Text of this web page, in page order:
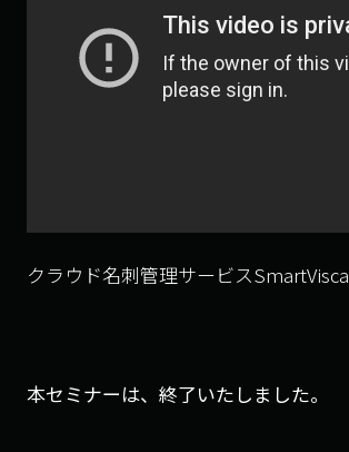
クラウド名刺管理サービスSmartVisca
本セミナーは、終了いたしました。